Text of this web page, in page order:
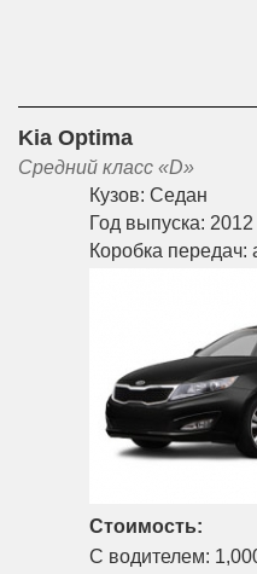
Kia Optima
Средний класс «D»
Кузов: Седан
Год выпуска: 2012
Коробка передач:
Стоимость:
С водителем: